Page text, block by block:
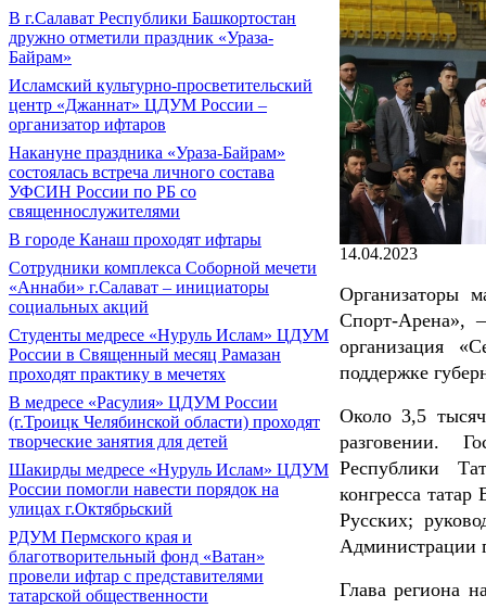
В г.Салават Республики Башкортостан
дружно отметили праздник «Ураза-
Байрам»
Исламский культурно-просветительский
центр «Джаннат» ЦДУМ России –
организатор ифтаров
Накануне праздника «Ураза-Байрам»
состоялась встреча личного состава
УФСИН России по РБ со
священнослужителями
В городе Канаш проходят ифтары
Сотрудники комплекса Соборной мечети
«Аннаби» г.Салават – инициаторы
социальных акций
Cтуденты медресе «Нуруль Ислам» ЦДУМ
России в Священный месяц Рамазан
проходят практику в мечетях
В медресе «Расулия» ЦДУМ России
(г.Троицк Челябинской области) проходят
творческие занятия для детей
Шакирды медресе «Нуруль Ислам» ЦДУМ
России помогли навести порядок на
улицах г.Октябрьский
РДУМ Пермского края и
благотворительный фонд «Ватан»
провели ифтар с представителями
татарской общественности
14.04.2023
Организаторы
Спорт-Арена»,
организация
поддержке
Около 3,5
разговении.
Республики
конгресса
Русских;
Администрации
Глава региона